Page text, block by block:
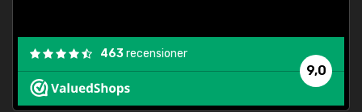
9,0
463recensioner